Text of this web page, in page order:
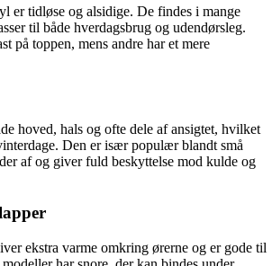
er tidløse og alsidige. De findes i mange
til både hverdagsbrug og udendørsleg.
på toppen, mens andre har et mere
hoved, hals og ofte dele af ansigtet, hvilket
Den er især populær blandt små
af og giver fuld beskyttelse mod kulde og
ekstra varme omkring ørerne og er gode til